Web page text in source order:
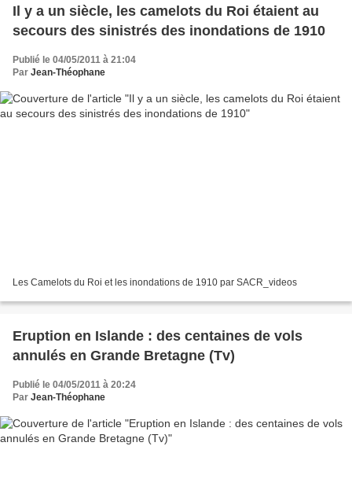
Il y a un siècle, les camelots du Roi étaient au
secours des sinistrés des inondations de 1910
Publié le 04/05/2011 à 21:04
Par Jean-Théophane
Les Camelots du Roi et les inondations de 1910 par SACR_videos
Eruption en Islande : des centaines de vols
annulés en Grande Bretagne (Tv)
Publié le 04/05/2011 à 20:24
Par Jean-Théophane